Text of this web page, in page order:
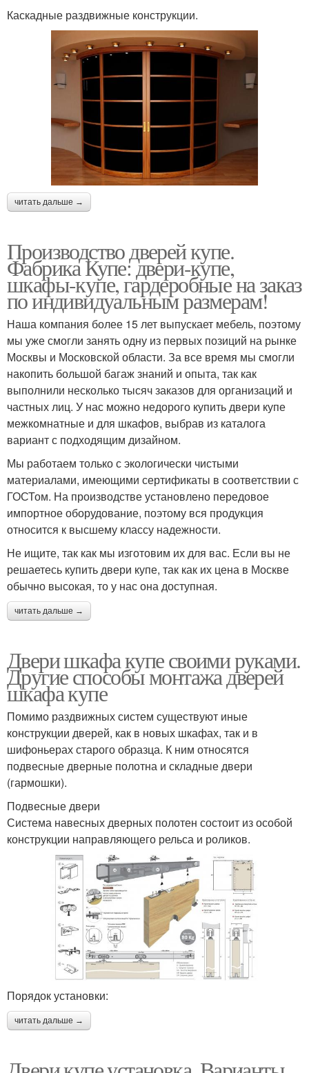
Каскадные раздвижные конструкции.
читать дальше →
Производство дверей купе.
Фабрика Купе: двери-купе,
шкафы-купе, гардеробные на заказ
по индивидуальным размерам!
Наша компания более 15 лет выпускает мебель, поэтому
мы уже смогли занять одну из первых позиций на рынке
Москвы и Московской области. За все время мы смогли
накопить большой багаж знаний и опыта, так как
выполнили несколько тысяч заказов для организаций и
частных лиц. У нас можно недорого купить двери купе
межкомнатные и для шкафов, выбрав из каталога
вариант с подходящим дизайном.
Мы работаем только с экологически чистыми
материалами, имеющими сертификаты в соответствии с
ГОСТом. На производстве установлено передовое
импортное оборудование, поэтому вся продукция
относится к высшему классу надежности.
Не ищите, так как мы изготовим их для вас. Если вы не
решаетесь купить двери купе, так как их цена в Москве
обычно высокая, то у нас она доступная.
читать дальше →
Двери шкафа купе своими руками.
Другие способы монтажа дверей
шкафа купе
Помимо раздвижных систем существуют иные
конструкции дверей, как в новых шкафах, так и в
шифоньерах старого образца. К ним относятся
подвесные дверные полотна и складные двери
(гармошки).
Подвесные двери
Система навесных дверных полотен состоит из особой
конструкции направляющего рельса и роликов.
Порядок установки:
читать дальше →